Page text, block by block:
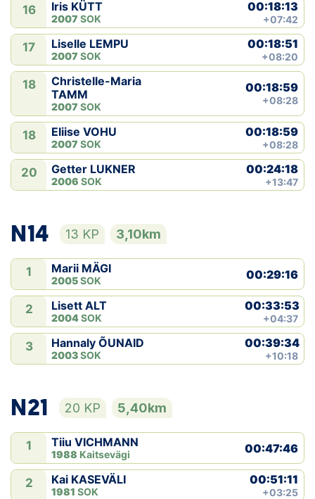
16 Iris KÜTT
2007 SOK
00:18:13
+07:42
17 Liselle LEMPU
2007 SOK
00:18:51
+08:20
18
Christelle-Maria
TAMM
2007 SOK
00:18:59
+08:28
18 Eliise VOHU
2007 SOK
00:18:59
+08:28
20 Getter LUKNER
2006 SOK
00:24:18
+13:47
N14 13 KP 3,10km
1 Marii MÄGI
2005SOK 00:29:16
2 Lisett ALT
2004SOK
00:33:53
+04:37
3 Hannaly ÕUNAID
2003SOK
00:39:34
+10:18
N21 20 KP 5,40km
1 Tiiu VICHMANN
1988 Kaitsevägi 00:47:46
2 Kai KASEVÄLI
1981 SOK
00:51:11
+03:25